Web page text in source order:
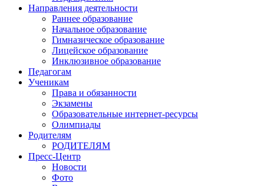
Направления деятельности
Раннее образование
Начальное образование
Гимназическое образование
Лицейское образование
Инклюзивное образование
Педагогам
Ученикам
Права и обязанности
Экзамены
Образовательные интернет-ресурсы
Олимпиады
Родителям
РОДИТЕЛЯМ
Пресс-Центр
Новости
Фото